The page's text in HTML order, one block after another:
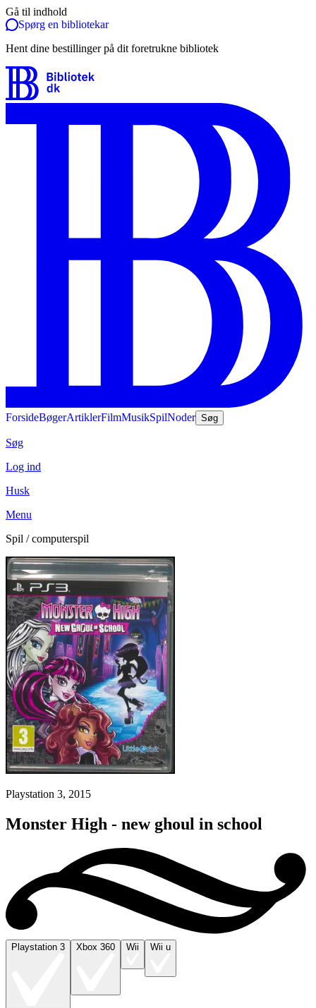
Gå til indhold
Spørg en bibliotekar
Hent dine bestillinger på dit foretrukne bibliotek
ForsideBøgerArtiklerFilmMusikSpilNoder Søg
Søg
Log ind
Husk
Menu
Spil / computerspil
Playstation 3, 2015
Monster High - new ghoul in school
Playstation 3 Xbox 360 Wii Wii u